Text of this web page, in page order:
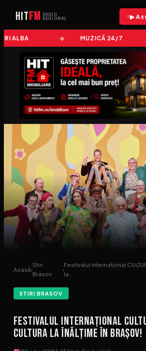
HITFM
RADIO
REGIONAL
▶
ALBA MUZICĂ 24/7
Acasă›
Stiri
Brasov
›
Festivalul Internaţional
la…
STIRI BRASOV
Festivalul Internaţional
cultura la înălţime în Brașov!